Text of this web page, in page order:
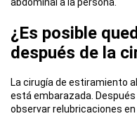
¿Es posible
después de la
La cirugía de estiramiento
está embarazada.
observar relubricaciones